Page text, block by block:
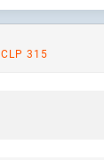
CLP 315